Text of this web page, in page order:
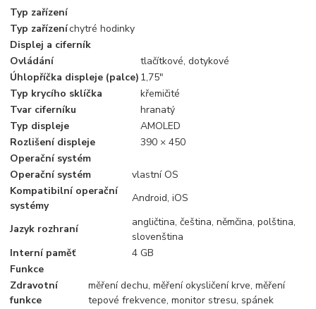
Typ zařízení
Typ zařízeníchytré hodinky
Displej a ciferník
Ovládání
tlačítkové, dotykové
Úhlopříčka displeje (palce) 1,75"
Typ krycího sklíčka
křemičité
Tvar ciferníku
hranatý
Typ displeje
AMOLED
Rozlišení displeje
390 × 450
Operační systém
Operační systém
vlastní OS
Kompatibilní operační
systémy
Android, iOS
Jazyk rozhraní
angličtina, čeština, němčina, polština,
slovenština
Interní paměť
4 GB
Funkce
Zdravotní
funkce
měření dechu, měření okysličení krve, měření
tepové frekvence, monitor stresu, spánek